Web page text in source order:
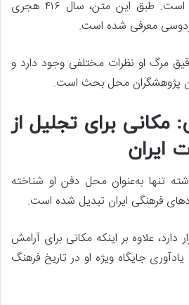
مرگ فردوسی را ذکر کرده است. طبق این متن، سال ۴۱۶ هجری
معرفی شده است.
مرگ او نظرات مختلفی وجود دارد و
پژوهشگران محل بحث است.
مکانی برای تجلیل از
ایران
تنها به‌عنوان محل دفن او شناخته
فرهنگی ایران تبدیل شده است.
دارد، علاوه بر اینکه مکانی برای آرامش
جایگاه ویژه او در تاریخ فرهنگ